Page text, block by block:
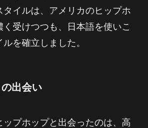
タイルは、アメリカのヒップホ
く受けつつも、日本語を使いこ
を確立しました。
出会い
ップホップと出会ったのは、高